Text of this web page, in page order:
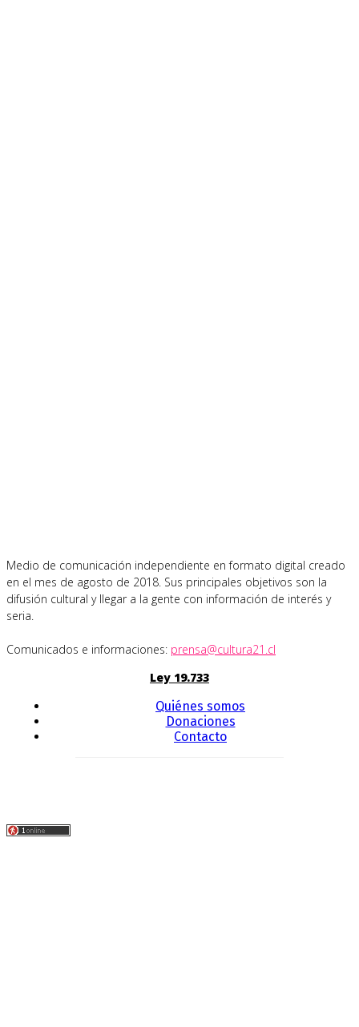
Medio de comunicación independiente en formato digital creado
en el mes de agosto de 2018. Sus principales objetivos son la
difusión cultural y llegar a la gente con información de interés y
seria.
Comunicados e informaciones: prensa@cultura21.cl
Ley 19.733
Quiénes somos
Donaciones
Contacto